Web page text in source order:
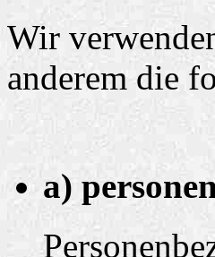
Wir
anderem die
a)